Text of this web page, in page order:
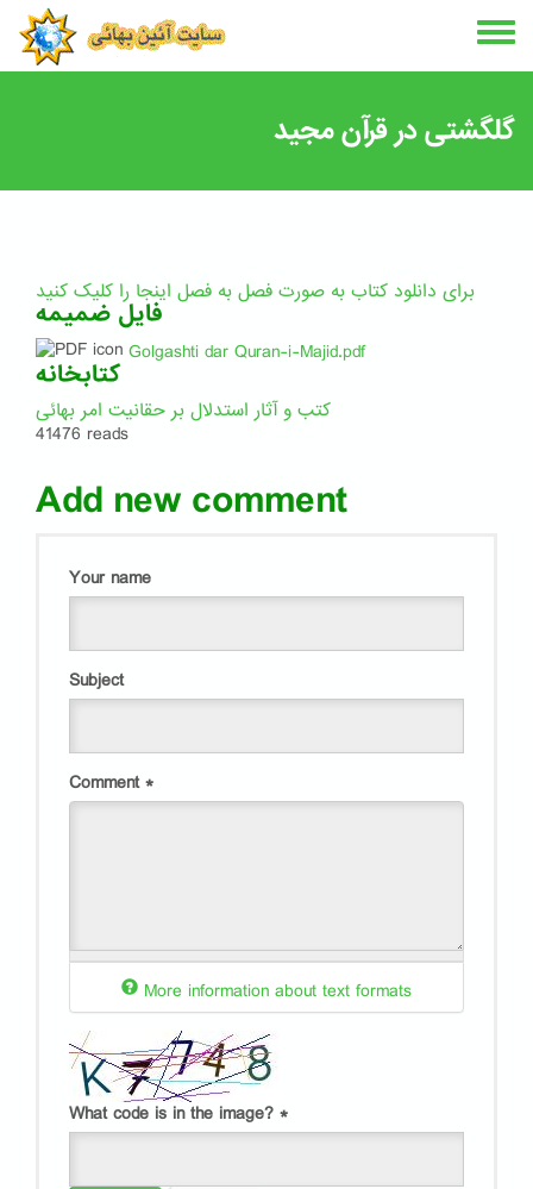
Skip
main
گلگشتی در قرآن مجید
برای دانلود کتاب به صورت فصل به فصل اینجا را کلیک کنید
فایل ضمیمه
Golgashti dar Quran-i-Majid.pdf
کتابخانه
کتب و آثار استدلال بر حقانیت امر بهائی
41476 reads
Add new comment
Your name
Subject
Comment*
More information about text formats
What code is in the image? *